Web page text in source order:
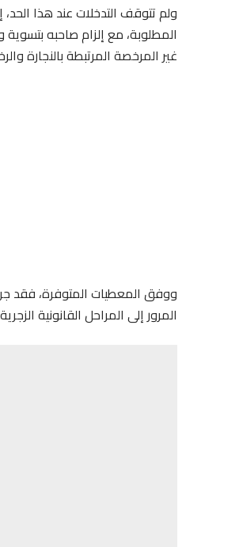
ولم تتوقف التدخلات عند هذا
المطلوبة، مع إلزام صاحبه
غير المرخصة المرتبطة بالنجارة
ووفق المعطيات المتوفرة، فقد
المرور إلى المراحل القانونية